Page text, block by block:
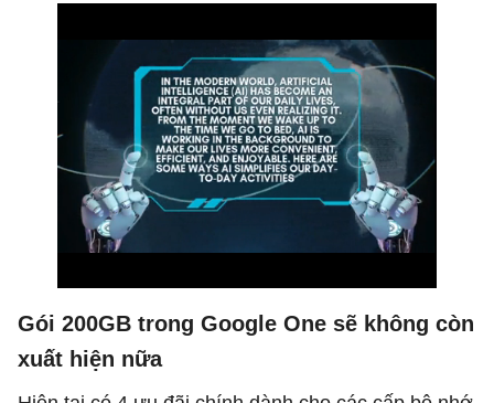
Gói 200GB trong Google One sẽ không còn
xuất hiện nữa